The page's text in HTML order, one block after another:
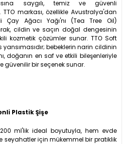
saygılı, temiz ve güvenli
markası, özellikle Avustralya'dan
Ağacı Yağı'nı (Tea Tree Oil)
cildin ve saçın doğal dengesinin
kozmetik çözümler sunar. TTO Soft
bebeklerin narin cildinin
doğanın en saf ve etkili bileşenleriyle
güvenilir bir seçenek sunar.
Plastik Şişe
200 ml'lik ideal boyutuyla, hem evde
seyahatler için mükemmel bir pratiklik